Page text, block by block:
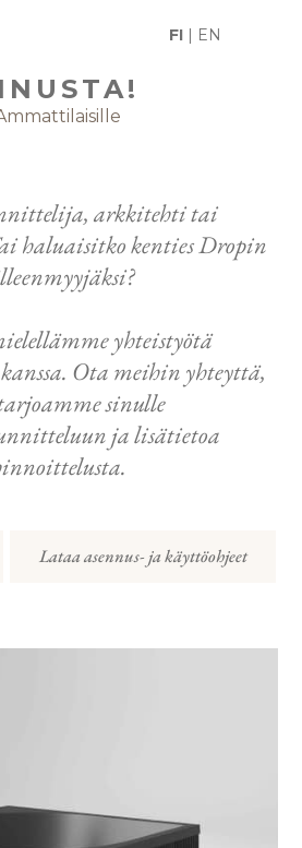
FI | EN
KUULLA
arkkitehti tai
haluaisitko kenties Dropin
yhteistyötä
Ota meihin yhteyttä,
sinulle
ja lisätietoa
Lataa asennus- ja käyttöohjeet